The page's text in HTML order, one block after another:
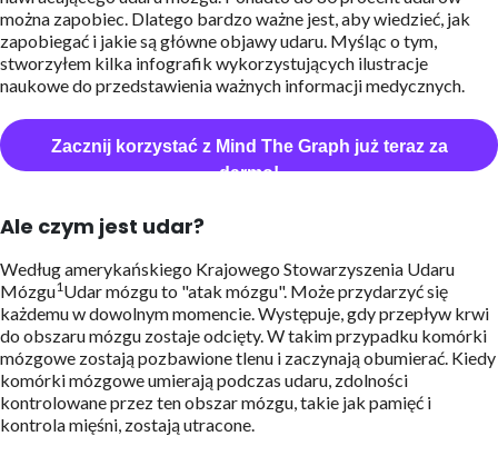
można zapobiec. Dlatego bardzo ważne jest, aby wiedzieć, jak
zapobiegać i jakie są główne objawy udaru. Myśląc o tym,
stworzyłem kilka infografik wykorzystujących ilustracje
naukowe do przedstawienia ważnych informacji medycznych.
Zacznij korzystać z Mind The Graph już teraz za
darmo!
Ale czym jest udar?
Według amerykańskiego Krajowego Stowarzyszenia Udaru
Mózgu1 Udar mózgu to "atak mózgu". Może przydarzyć się
każdemu w dowolnym momencie. Występuje, gdy przepływ krwi
do obszaru mózgu zostaje odcięty. W takim przypadku komórki
mózgowe zostają pozbawione tlenu i zaczynają obumierać. Kiedy
komórki mózgowe umierają podczas udaru, zdolności
kontrolowane przez ten obszar mózgu, takie jak pamięć i
kontrola mięśni, zostają utracone.